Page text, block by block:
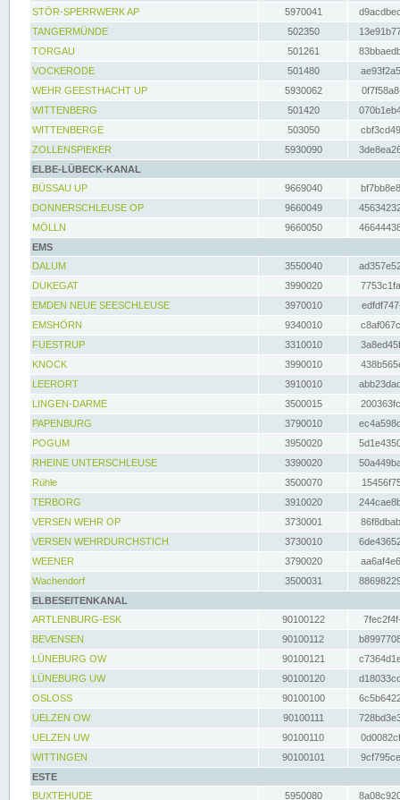
STÖR-SPERRWERK AP 5970041
TANGERMÜNDE
502350
TORGAU
501261
VOCKERODE
501480
WEHR GEESTHACHT UP
5930062
WITTENBERG
501420
WITTENBERGE
503050
ZOLLENSPIEKER
5930090
ELBE-LÜBECK-KANAL
BÜSSAU UP
9669040
DONNERSCHLEUSE OP
9660049
MÖLLN
9660050
EMS
DALUM
3550040
DUKEGAT
3990020
EMDEN NEUE SEESCHLEUSE
3970010
EMSHÖRN
9340010
FUESTRUP
3310010
KNOCK
3990010
LEERORT
3910010
LINGEN-DARME
3500015
PAPENBURG
3790010
POGUM
3950020
RHEINE UNTERSCHLEUSE
3390020
Rühle
3500070
TERBORG
3910020
VERSEN WEHR OP
3730001
VERSEN WEHRDURCHSTICH
3730010
WEENER
3790020
Wachendorf
3500031
ELBESEITENKANAL
ARTLENBURG-ESK
90100122
BEVENSEN
90100112
LÜNEBURG OW
90100121
LÜNEBURG UW
90100120
OSLOSS
90100100
UELZEN OW
90100111
UELZEN UW
90100110
WITTINGEN
90100101
ESTE
BUXTEHUDE
5950080